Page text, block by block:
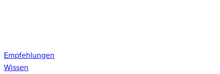
Empfehlungen
Wissen